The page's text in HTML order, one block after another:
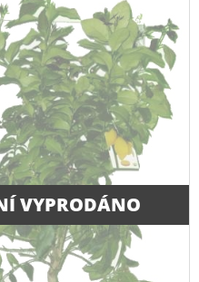
VYPRODÁNO